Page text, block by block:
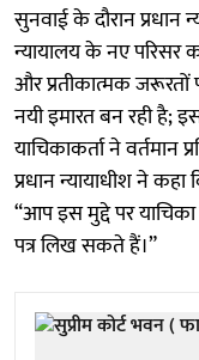
सुनवाई के दौरान
न्यायालय के नए परिसर
और प्रतीकात्मक जरूरतों
नयी इमारत बन रही है;
याचिकाकर्ता ने वर्तमान
प्रधान न्यायाधीश ने
“आप इस मुद्दे पर
पत्र लिख सकते हैं।”